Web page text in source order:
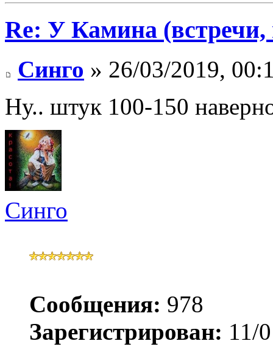
Re: У Камина
Синго » 26/03/2019,
Ну.. штук 100-150
Синго
Сообщения: 978
Зарегистрирован: 11/